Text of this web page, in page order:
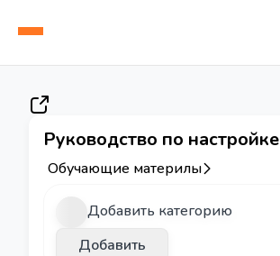
Руководство по настройке
Обучающие материлы
Добавить категорию
Добавить